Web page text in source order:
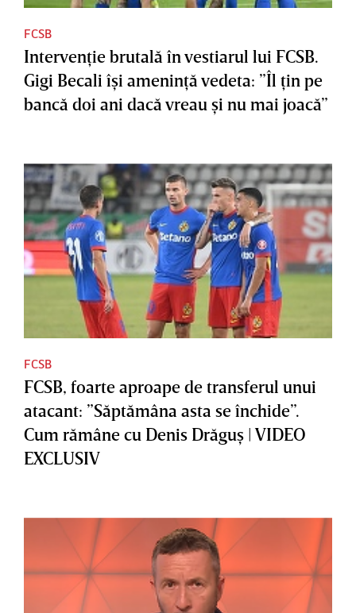
FCSB
Intervenţie brutală în vestiarul lui FCSB.
Gigi Becali îşi ameninţă vedeta: ”Îl ţin pe
bancă doi ani dacă vreau şi nu mai joacă”
FCSB
FCSB, foarte aproape de transferul unui
atacant: ”Săptămâna asta se închide”.
Cum rămâne cu Denis Drăguş | VIDEO
EXCLUSIV